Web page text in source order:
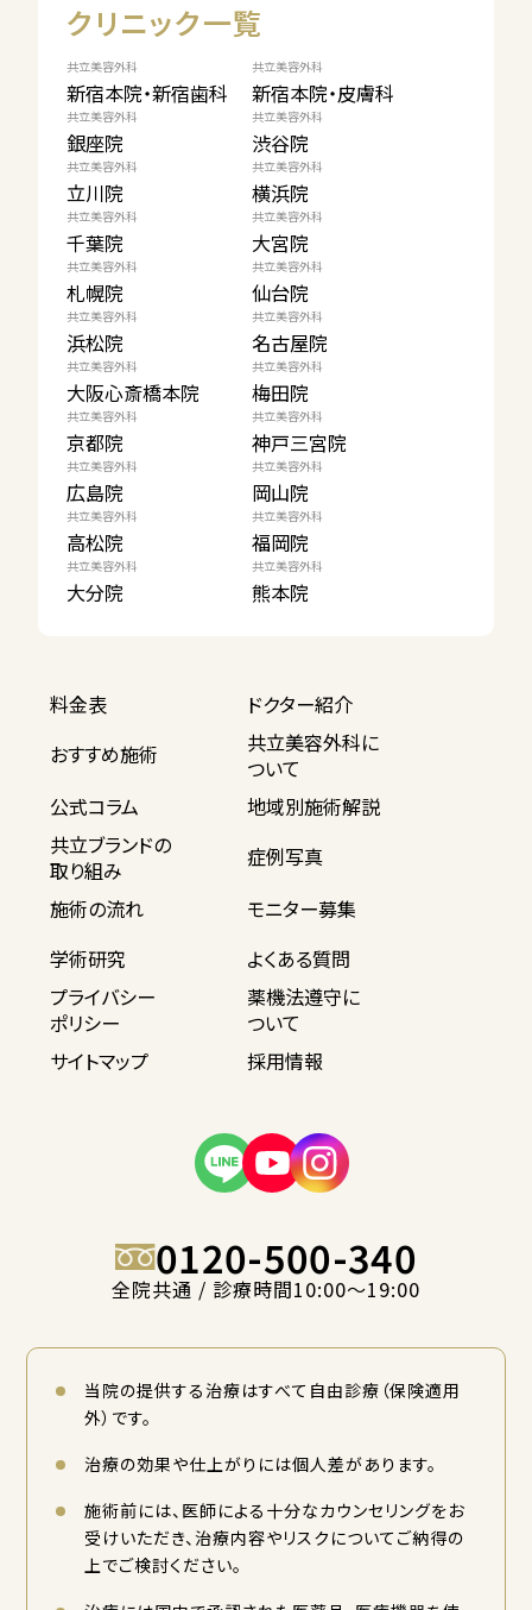
クリニック一覧
共立美容外科
新宿本院・新宿歯科
共立美容外科
新宿本院・皮膚科
共立美容外科
銀座院
共立美容外科
渋谷院
共立美容外科
立川院
共立美容外科
横浜院
共立美容外科
千葉院
共立美容外科
大宮院
共立美容外科
札幌院
共立美容外科
仙台院
共立美容外科
浜松院
共立美容外科
名古屋院
共立美容外科
大阪心斎橋本院
共立美容外科
梅田院
共立美容外科
京都院
共立美容外科
神戸三宮院
共立美容外科
広島院
共立美容外科
岡山院
共立美容外科
高松院
共立美容外科
福岡院
共立美容外科
大分院
共立美容外科
熊本院
料金表
ドクター紹介
おすすめ施術
共立美容外科に
ついて
公式コラム
地域別施術解説
共立ブランドの
取り組み
症例写真
施術の流れ
モニター募集
学術研究
よくある質問
プライバシー
ポリシー
薬機法遵守に
ついて
サイトマップ
採用情報
0120-500-340
全院共通 / 診療時間10:00〜19:00
当院の提供する治療はすべて自由診療（保険適用
外）です。
治療の効果や仕上がりには個人差があります。
施術前には、医師による十分なカウンセリングをお
受けいただき、治療内容やリスクについてご納得の
上でご検討ください。